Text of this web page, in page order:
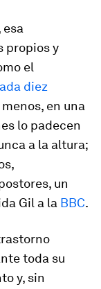
propios y
el
diez
menos, en una
lo padecen
a la altura;
un
Gil a la BBC.
toda su
y, sin